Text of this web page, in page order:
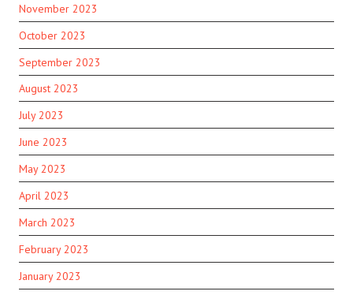
November 2023
October 2023
September 2023
August 2023
July 2023
June 2023
May 2023
April 2023
March 2023
February 2023
January 2023